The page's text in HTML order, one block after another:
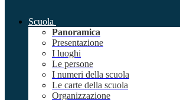
Scuola
Panoramica
Presentazione
I luoghi
Le persone
I numeri della scuola
Le carte della scuola
Organizzazione